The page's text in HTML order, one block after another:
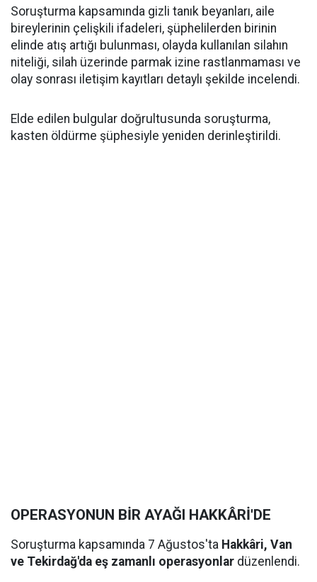
Soruşturma kapsamında gizli tanık beyanları, aile
bireylerinin çelişkili ifadeleri, şüphelilerden birinin
elinde atış artığı bulunması, olayda kullanılan silahın
niteliği, silah üzerinde parmak izine rastlanmaması ve
olay sonrası iletişim kayıtları detaylı şekilde incelendi.
Elde edilen bulgular doğrultusunda soruşturma,
kasten öldürme şüphesiyle yeniden derinleştirildi.
OPERASYONUN BİR AYAĞI HAKKÂRİ'DE
Soruşturma kapsamında 7 Ağustos'ta Hakkâri, Van
ve Tekirdağ'da eş zamanlı operasyonlar düzenlendi.